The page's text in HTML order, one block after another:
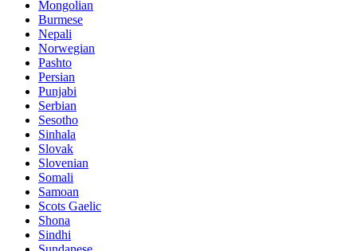
Mongolian
Burmese
Nepali
Norwegian
Pashto
Persian
Punjabi
Serbian
Sesotho
Sinhala
Slovak
Slovenian
Somali
Samoan
Scots Gaelic
Shona
Sindhi